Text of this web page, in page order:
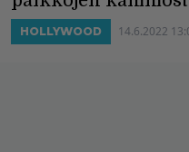
HOLLYWOOD 14.6.2022